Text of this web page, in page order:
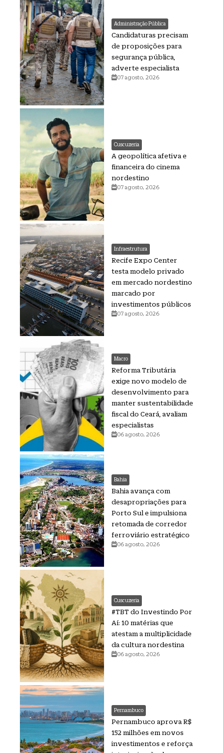
Administração Pública
Candidaturas precisam
de proposições para
segurança pública,
adverte especialista
07 agosto, 2026
Cuscuzeria
A geopolítica afetiva e
financeira do cinema
nordestino
07 agosto, 2026
Infraestrutura
Recife Expo Center
testa modelo privado
em mercado nordestino
marcado por
investimentos públicos
07 agosto, 2026
Macro
Reforma Tributária
exige novo modelo de
desenvolvimento para
manter sustentabilidade
fiscal do Ceará, avaliam
especialistas
06 agosto, 2026
Bahia
Bahia avança com
desapropriações para
Porto Sul e impulsiona
retomada de corredor
ferroviário estratégico
06 agosto, 2026
Cuscuzeria
#TBT do Investindo Por
Aí: 10 matérias que
atestam a multiplicidade
da cultura nordestina
06 agosto, 2026
Pernambuco
Pernambuco aprova R$
152 milhões em novos
investimentos e reforça